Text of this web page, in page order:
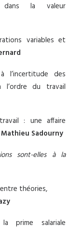
la valeur
variables et
l’incertitude des
l’ordre du travail
: une affaire
Sadourny
sont-elles à la
théories,
prime salariale